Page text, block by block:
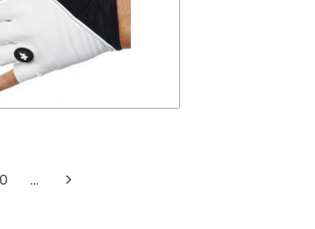
...